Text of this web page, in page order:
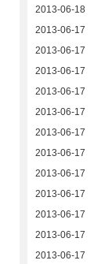
2013-06-18
2013-06-17
2013-06-17
2013-06-17
2013-06-17
2013-06-17
2013-06-17
2013-06-17
2013-06-17
2013-06-17
2013-06-17
2013-06-17
2013-06-17